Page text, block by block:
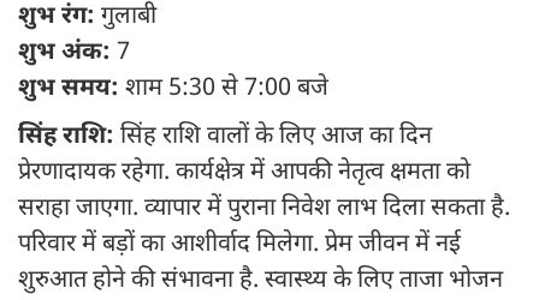
शुभ रंग: गुलाबी
शुभ अंक: 7
शुभ समय: शाम 5:30 से 7:00 बजे
सिंह राशि: सिंह राशि वालों के लिए आज का दिन
प्रेरणादायक रहेगा. कार्यक्षेत्र में आपकी नेतृत्व क्षमता को
सराहा जाएगा. व्यापार में पुराना निवेश लाभ दिला सकता है.
परिवार में बड़ों का आशीर्वाद मिलेगा. प्रेम जीवन में नई
शुरुआत होने की संभावना है. स्वास्थ्य के लिए ताजा भोजन